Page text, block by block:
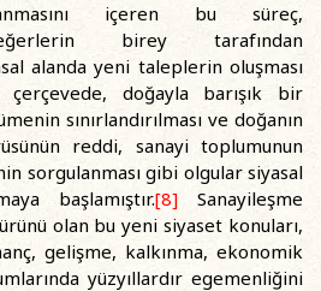
içeren bu süreç,
birey tarafından
alanda yeni taleplerin oluşması
çerçevede, doğayla barışık bir
sınırlandırılması ve doğanın
reddi, sanayi toplumunun
sorgulanması gibi olgular siyasal
başlamıştır.[8] Sanayileşme
olan bu yeni siyaset konuları,
gelişme, kalkınma, ekonomik
yüzyıllardır egemenliğini